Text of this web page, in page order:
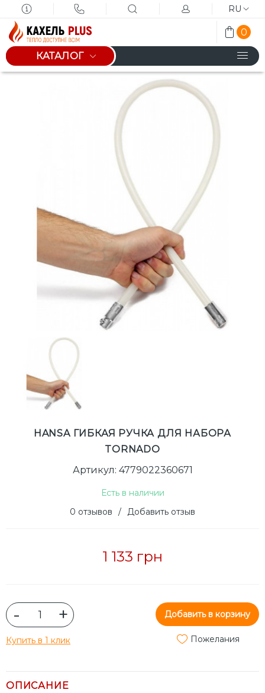
RU
0
КАТАЛОГ
HANSA ГИБКАЯ РУЧКА ДЛЯ НАБОРА
TORNADO
Артикул: 4779022360671
Есть в наличии
0 отзывов
/ Добавить отзыв
1 133 грн
- +
Купить в 1 клик
Добавить в корзину
Пожелания
ОПИСАНИЕ